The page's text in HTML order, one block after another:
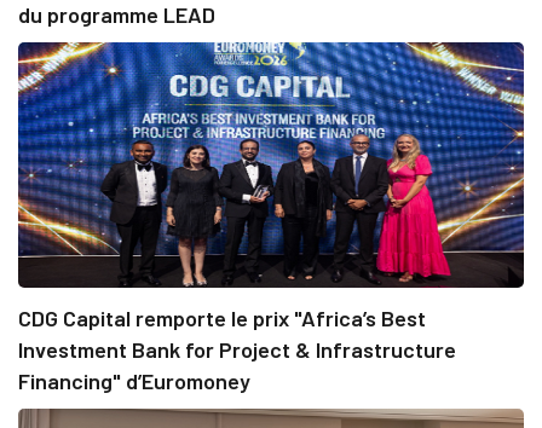
du programme LEAD
CDG Capital remporte le prix "Africa’s Best
Investment Bank for Project & Infrastructure
Financing" d’Euromoney